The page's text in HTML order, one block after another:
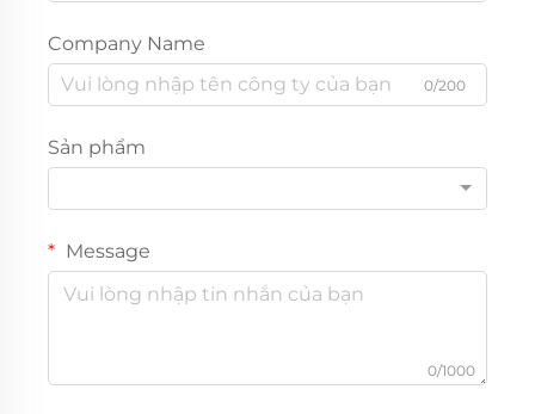
Company Name
0/200
Sản phẩm
Message
0/1000